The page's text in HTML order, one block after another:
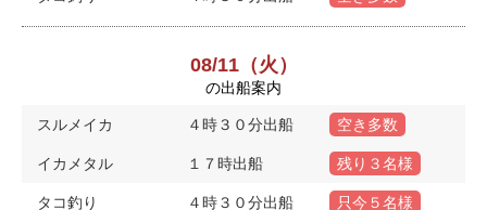
08/11（火）
の出船案内
スルメイカ ４時３０分出船 空き多数
イカメタル １７時出船 残り３名様
タコ釣り ４時３０分出船 只今５名様